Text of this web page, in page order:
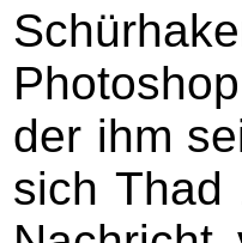
der ihm
sich Thad